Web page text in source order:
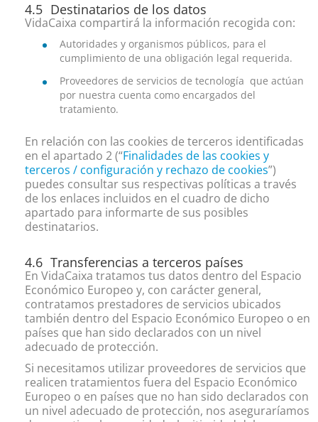
Destinatarios de los datos
VidaCaixa compartirá la información recogida con:
Autoridades y organismos públicos, para el
cumplimiento de una obligación legal requerida.
Proveedores de servicios de tecnología que actúan
por nuestra cuenta como encargados del
tratamiento.
En relación con las cookies de terceros identificadas
en el apartado 2 (“Finalidades de las cookies y
terceros / configuración y rechazo de cookies”)
puedes consultar sus respectivas políticas a través
de los enlaces incluidos en el cuadro de dicho
apartado para informarte de sus posibles
destinatarios.
Transferencias a terceros países
En VidaCaixa tratamos tus datos dentro del Espacio
Económico Europeo y, con carácter general,
contratamos prestadores de servicios ubicados
también dentro del Espacio Económico Europeo o en
países que han sido declarados con un nivel
adecuado de protección.
Si necesitamos utilizar proveedores de servicios que
realicen tratamientos fuera del Espacio Económico
Europeo o en países que no han sido declarados con
un nivel adecuado de protección, nos aseguraríamos